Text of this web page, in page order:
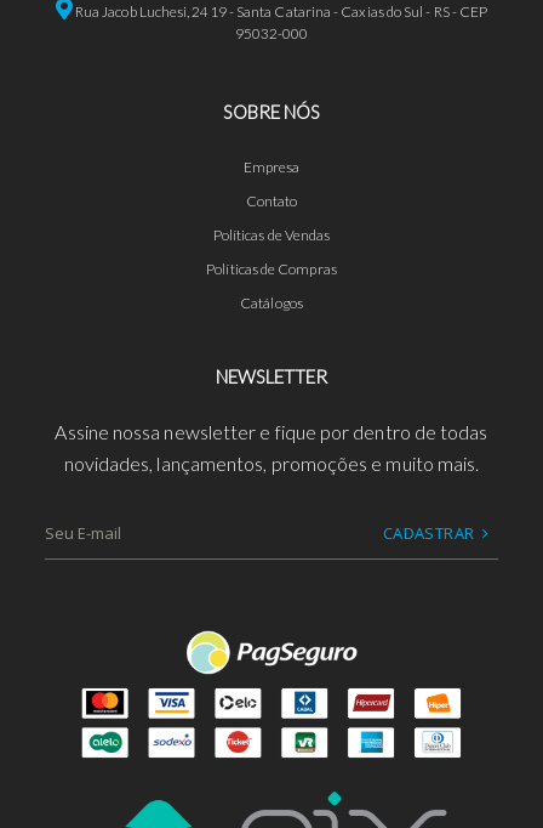
Rua Jacob Luchesi, 2419 - Santa Catarina - Caxias do Sul - RS - CEP
95032-000
SOBRE NÓS
Empresa
Contato
Políticas de Vendas
Políticas de Compras
Catálogos
NEWSLETTER
Assine nossa newsletter e fique por dentro de todas
novidades, lançamentos, promoções e muito mais.
CADASTRAR